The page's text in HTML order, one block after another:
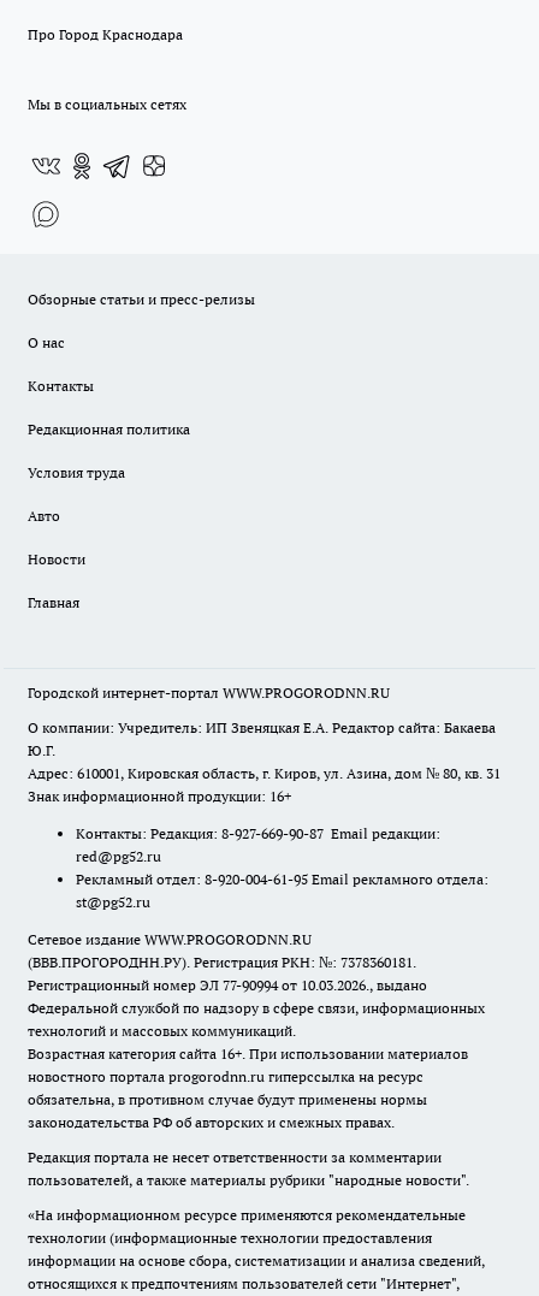
Про Город Краснодара
Мы в социальных сетях
Обзорные статьи и пресс-релизы
О нас
Контакты
Редакционная политика
Условия труда
Авто
Новости
Главная
Городской интернет-портал WWW.PROGORODNN.RU
О компании: Учредитель: ИП Звеняцкая Е.А. Редактор сайта: Бакаева
Ю.Г.
Адрес: 610001, Кировская область, г. Киров, ул. Азина, дом № 80, кв. 31
Знак информационной продукции: 16+
Контакты: Редакция: 8-927-669-90-87 Email редакции:
red@pg52.ru
Рекламный отдел: 8-920-004-61-95 Email рекламного отдела:
st@pg52.ru
Сетевое издание WWW.PROGORODNN.RU
(ВВВ.ПРОГОРОДНН.РУ). Регистрация РКН: №: 7378360181.
Регистрационный номер ЭЛ 77-90994 от 10.03.2026., выдано
Федеральной службой по надзору в сфере связи, информационных
технологий и массовых коммуникаций.
Возрастная категория сайта 16+. При использовании материалов
новостного портала progorodnn.ru гиперссылка на ресурс
обязательна, в противном случае будут применены нормы
законодательства РФ об авторских и смежных правах.
Редакция портала не несет ответственности за комментарии
пользователей, а также материалы рубрики "народные новости".
«На информационном ресурсе применяются рекомендательные
технологии (информационные технологии предоставления
информации на основе сбора, систематизации и анализа сведений,
относящихся к предпочтениям пользователей сети "Интернет",